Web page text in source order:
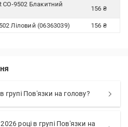
CO-9502 Блакитний
156 ₴
Ліловий (06363039) 156 ₴
групі Пов'язки на голову?
році в групі Пов'язки на